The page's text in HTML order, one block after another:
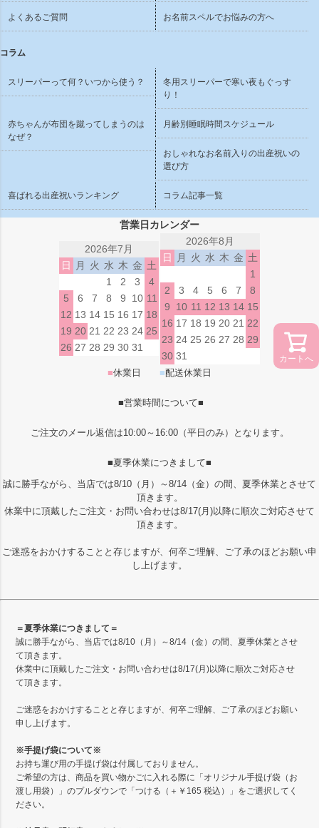
カートへ
よくあるご質問 お名前スペルでお悩みの方へ
コラム
スリーパーって何？いつから使う？
冬用スリーパーで寒い夜もぐっす
り！
赤ちゃんが布団を蹴ってしまうのは
なぜ？
月齢別睡眠時間スケジュール
おしゃれなお名前入りの出産祝いの
選び方
喜ばれる出産祝いランキング コラム記事一覧
営業日カレンダー
2026年7月
日
月 火 水 木 金 土
1
2 3
4
5
6 7 8 9 10 11
12 13 14 15 16 17 18
19 20 21 22 23 24 25
26 27 28 29 30 31
2026年8月
日
月 火 水 木 金 土
1
2
3 4 5 6 7
8
9
10 11 12 13 14 15
16 17 18 19 20 21 22
23 24 25 26 27 28 29
30 31
■休業日 ■配送休業日
■営業時間について■
ご注文のメール返信は10:00～16:00（平日のみ）となります。
■夏季休業につきまして■
誠に勝手ながら、当店では8/10（月）～8/14（金）の間、夏季休業とさせて
頂きます。
休業中に頂戴したご注文・お問い合わせは8/17(月)以降に順次ご対応させて
頂きます。
ご迷惑をおかけすることと存じますが、何卒ご理解、ご了承のほどお願い申
し上げます。
＝夏季休業につきまして＝
誠に勝手ながら、当店では8/10（月）～8/14（金）の間、夏季休業とさせ
て頂きます。
休業中に頂戴したご注文・お問い合わせは8/17(月)以降に順次ご対応させ
て頂きます。
ご迷惑をおかけすることと存じますが、何卒ご理解、ご了承のほどお願い
申し上げます。
※手提げ袋について※
お持ち運び用の手提げ袋は付属しておりません。
ご希望の方は、商品を買い物かごに入れる際に「オリジナル手提げ袋（お
渡し用袋）」のプルダウンで「つける（＋￥165 税込）」をご選択してく
ださい。